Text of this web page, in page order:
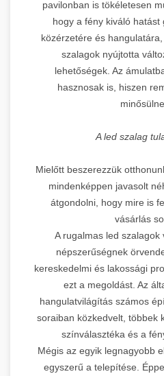
pavilonban is tökéletesen
hogy a fény kiváló
közérzetére és
szalagok nyújtotta
lehetőségek. Az
hasznosak is, hiszen
A led szalag
Mielőtt beszerezzük
mindenképpen javasolt
átgondolni, hogy mire is
vásárlás
A rugalmas led
népszerűségnek
kereskedelmi és lakossági
ezt a megoldást. Az
hangulatvilágítás számos
soraiban közkedvelt, többek
színválasztéka és a
Mégis az egyik legnagyobb
egyszerű a telepítése.